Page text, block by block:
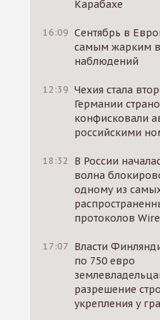
Карабахе
16:09 Сентябрь в
самым жарким в
наблюдений
12:39 Чехия стала
Германии
конфисковали
российскими
18:32
В России
волна
одному из
протоколов
17:07 Власти
по 750 евро
разрешение
укрепления у